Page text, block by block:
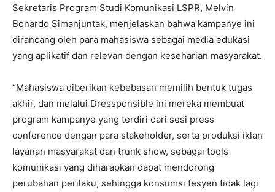
Sekretaris Program Studi Komunikasi LSPR, Melvin
Bonardo Simanjuntak, menjelaskan bahwa kampanye ini
dirancang oleh para mahasiswa sebagai media edukasi
yang aplikatif dan relevan dengan keseharian masyarakat.
“Mahasiswa diberikan kebebasan memilih bentuk tugas
akhir, dan melalui Dressponsible ini mereka membuat
program kampanye yang terdiri dari sesi press
conference dengan para stakeholder, serta produksi iklan
layanan masyarakat dan trunk show, sebagai tools
komunikasi yang diharapkan dapat mendorong
perubahan perilaku, sehingga konsumsi fesyen tidak lagi